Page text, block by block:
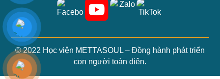
© 2022 Học viện METTASOUL – Đồng hành phát triển
con người toàn diện.